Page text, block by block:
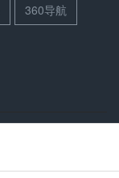
360导航